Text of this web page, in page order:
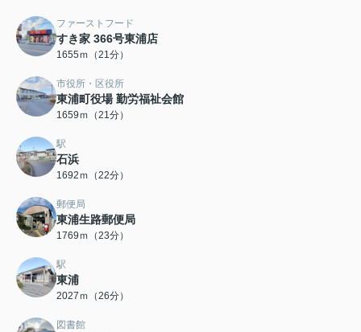
ファーストフード
すき家 366号東浦店
1655ｍ（21分）
市役所・区役所
東浦町役場 勤労福祉会館
1659ｍ（21分）
駅
石浜
1692ｍ（22分）
郵便局
東浦生路郵便局
1769ｍ（23分）
駅
東浦
2027ｍ（26分）
図書館